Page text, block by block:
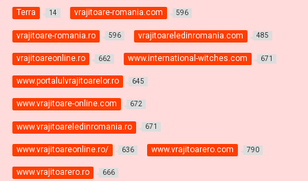
Terra 14 vrajitoare-romania.com 596
vrajitoare-romania.ro 596 vrajitoareledinromania.com 485
vrajitoareonline.ro 662 www.international-witches.com 671
www.portalulvrajitoarelor.ro 645
www.vrajitoare-online.com 672
www.vrajitoareledinromania.ro 671
www.vrajitoareonline.ro/ 636 www.vrajitoarero.com 790
www.vrajitoarero.ro 666